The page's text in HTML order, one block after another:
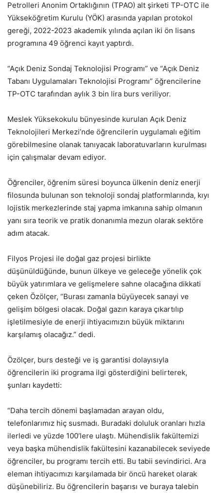
Petrolleri Anonim Ortaklığının (TPAO) alt şirketi TP-OTC ile
Yükseköğretim Kurulu (YÖK) arasında yapılan protokol
gereği, 2022-2023 akademik yılında açılan iki ön lisans
programına 49 öğrenci kayıt yaptırdı.
“Açık Deniz Sondaj Teknolojisi Programı” ve “Açık Deniz
Tabanı Uygulamaları Teknolojisi Programı” öğrencilerine
TP-OTC tarafından aylık 3 bin lira burs veriliyor.
Meslek Yüksekokulu bünyesinde kurulan Açık Deniz
Teknolojileri Merkezi’nde öğrencilerin uygulamalı eğitim
görebilmesine olanak tanıyacak laboratuvarların kurulması
için çalışmalar devam ediyor.
Öğrenciler, öğrenim süresi boyunca ülkenin deniz enerji
filosunda bulunan son teknoloji sondaj platformlarında, kıyı
lojistik merkezlerinde staj yapma imkanına sahip olmanın
yanı sıra teorik ve pratik donanımla mezun olarak sektöre
adım atacak.
Filyos Projesi ile doğal gaz projesi birlikte
düşünüldüğünde, bunun ülkeye ve geleceğe yönelik çok
büyük yatırımlara ve gelişmelere sahne olacağına dikkati
çeken Özölçer, “Burası zamanla büyüyecek sanayi ve
gelişim bölgesi olacak. Doğal gazın karaya çıkartılıp
işletilmesiyle de enerji ihtiyacımızın büyük miktarını
karşılamış olacağız.” dedi.
Özölçer, burs desteği ve iş garantisi dolayısıyla
öğrencilerin iki programa ilgi gösterdiğini belirterek,
şunları kaydetti:
“Daha tercih dönemi başlamadan arayan oldu,
telefonlarımız hiç susmadı. Buradaki doluluk oranları hızla
ilerledi ve yüzde 100’lere ulaştı. Mühendislik fakültemizi
veya başka mühendislik fakültesini kazanabilecek seviyede
öğrenciler, bu programı tercih etti. Bu tabii sevindirici. Ara
eleman ihtiyacımızı karşılamada bir öncü hareket olarak
düşünebiliriz. Bu öğrencilerin başarısı ve buraya talebin